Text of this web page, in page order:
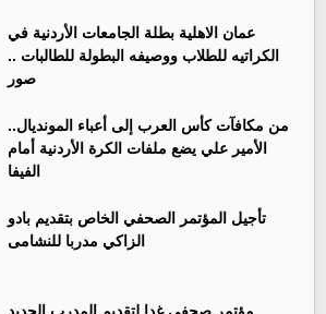
عمان الاهلية بطلة الجامعات الأردنية في
الكراتيه للطلاب ووصيفه البطولة للطالبات ..
صور
من مكافآت كأس العرب إلى أعباء المونديال..
الأمير علي يضع ملفات الكرة الأردنية أمام
الفيفا
تأجيل المؤتمر الصحفي الخاص بتقديم بادو
الزاكي مدربا للنشامى